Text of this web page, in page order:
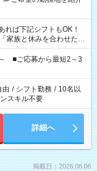
」 「できれば残業はし
ワーク希望
間と、もう1つのお仕事
場合は応募できません。
■ご応募から最短2～3
由 / シフト勤務 / 10名以
スキル不要
詳細へ
掲載日：2026.08.06